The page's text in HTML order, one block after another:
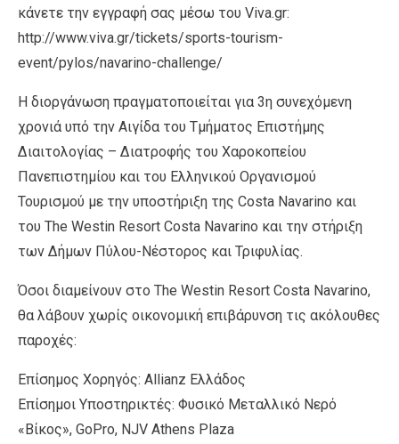
κάνετε την εγγραφή σας μέσω του Viva.gr:
http://www.viva.gr/tickets/sports-tourism-
event/pylos/navarino-challenge/
Η διοργάνωση πραγματοποιείται για 3η συνεχόμενη
χρονιά υπό την Aιγίδα του Τμήματος Επιστήμης
Διαιτολογίας – Διατροφής του Χαροκοπείου
Πανεπιστημίου και του Ελληνικού Οργανισμού
Τουρισμού με την υποστήριξη της Costa Navarino και
του The Westin Resort Costa Navarino και την στήριξη
των Δήμων Πύλου-Νέστορος και Τριφυλίας.
Όσοι διαμείνουν στο The Westin Resort Costa Navarino,
θα λάβουν χωρίς οικονομική επιβάρυνση τις ακόλουθες
παροχές:
Επίσημος Χορηγός: Allianz Ελλάδος
Επίσημοι Υποστηρικτές: Φυσικό Μεταλλικό Νερό
«Βίκος», GoPro, NJV Athens Plaza